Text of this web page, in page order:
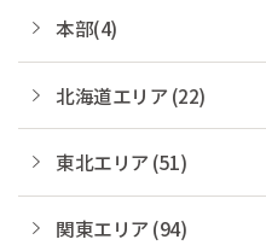
本部(4)
北海道エリア (22)
東北エリア (51)
関東エリア (94)